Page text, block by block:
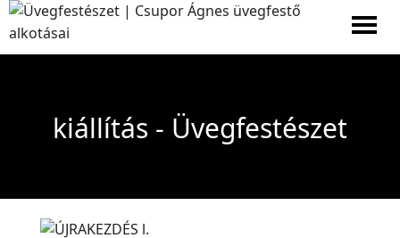
kiállítás - Üvegfestészet